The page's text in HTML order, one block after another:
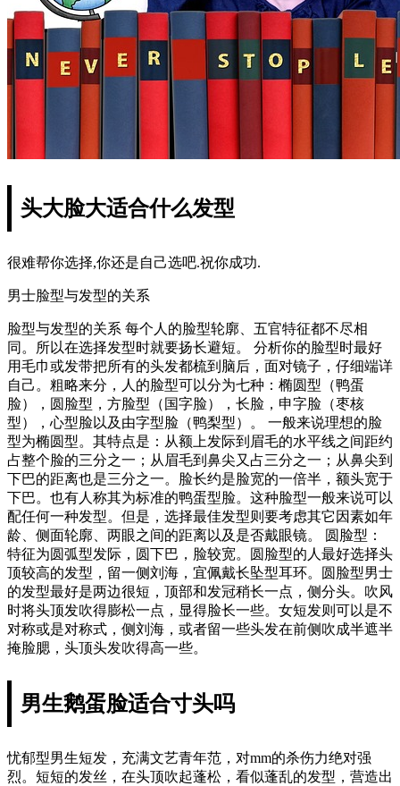
头大脸大适合什么发型
很难帮你选择,你还是自己选吧.祝你成功.
男士脸型与发型的关系
脸型与发型的关系 每个人的脸型轮廓、五官特征都不尽相
同。所以在选择发型时就要扬长避短。 分析你的脸型时最好
用毛巾或发带把所有的头发都梳到脑后，面对镜子，仔细端详
自己。粗略来分，人的脸型可以分为七种：椭圆型（鸭蛋
脸），圆脸型，方脸型（国字脸），长脸，申字脸（枣核
型），心型脸以及由字型脸（鸭梨型）。 一般来说理想的脸
型为椭圆型。其特点是：从额上发际到眉毛的水平线之间距约
占整个脸的三分之一；从眉毛到鼻尖又占三分之一；从鼻尖到
下巴的距离也是三分之一。脸长约是脸宽的一倍半，额头宽于
下巴。也有人称其为标准的鸭蛋型脸。这种脸型一般来说可以
配任何一种发型。但是，选择最佳发型则要考虑其它因素如年
龄、侧面轮廓、两眼之间的距离以及是否戴眼镜。 圆脸型：
特征为圆弧型发际，圆下巴，脸较宽。圆脸型的人最好选择头
顶较高的发型，留一侧刘海，宜佩戴长坠型耳环。圆脸型男士
的发型最好是两边很短，顶部和发冠稍长一点，侧分头。吹风
时将头顶发吹得膨松一点，显得脸长一些。女短发则可以是不
对称或是对称式，侧刘海，或者留一些头发在前侧吹成半遮半
掩脸腮，头顶头发吹得高一些。
男生鹅蛋脸适合寸头吗
忧郁型男生短发，充满文艺青年范，对mm的杀伤力绝对强
烈。短短的发丝，在头顶吹起蓬松，看似蓬乱的发型，营造出